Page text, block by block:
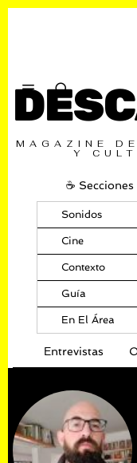
MAGAZINE
Y
☕️ Secciones
Sonidos
Cine
Contexto
Guía
En El Área
Entrevistas